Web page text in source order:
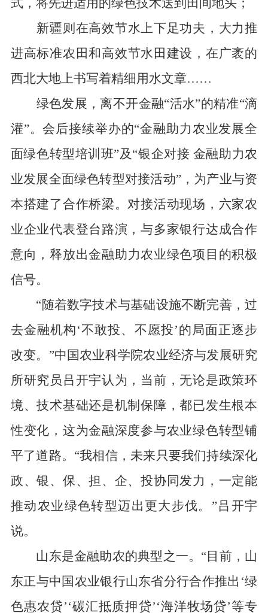
式， 将先进适用的绿色技术送到田间地头；
新疆则在高效节水上下足功夫，大力推
进高标准农田和高效节水田建设， 在广袤的
西北大地上书写着精细用水文章……
绿色发展，离不开金融“活水”的精准“滴
灌”。会后接续举办的“金融助力农业发展全
面绿色转型培训班”及“银企对接 金融助力农
业发展全面绿色转型对接活动”，为产业与资
本搭建了合作桥梁。对接活动现场， 六家农
业企业代表登台路演，与多家银行达成合作
意向，释放出金融助力农业绿色项目的积极
信号。
“随着数字技术与基础设施不断完善，过
去金融机构‘不敢投、不愿投’的局面正逐步
改变。”中国农业科学院农业经济与发展研究
所研究员吕开宇认为， 当前，无论是政策环
境、技术基础还是机制保障，都已发生根本
性变化，这为金融深度参与农业绿色转型铺
平了道路。 “我相信，未来只要我们持续深化
政、银、保、担、企、投协同发力，一定能
推动农业绿色转型迈出更大步伐。”吕开宇
说。
山东是金融助农的典型之一。 “目前，山
东正与中国农业银行山东省分行合作推出‘绿
色惠农贷’‘碳汇抵质押贷’‘海洋牧场贷’等专